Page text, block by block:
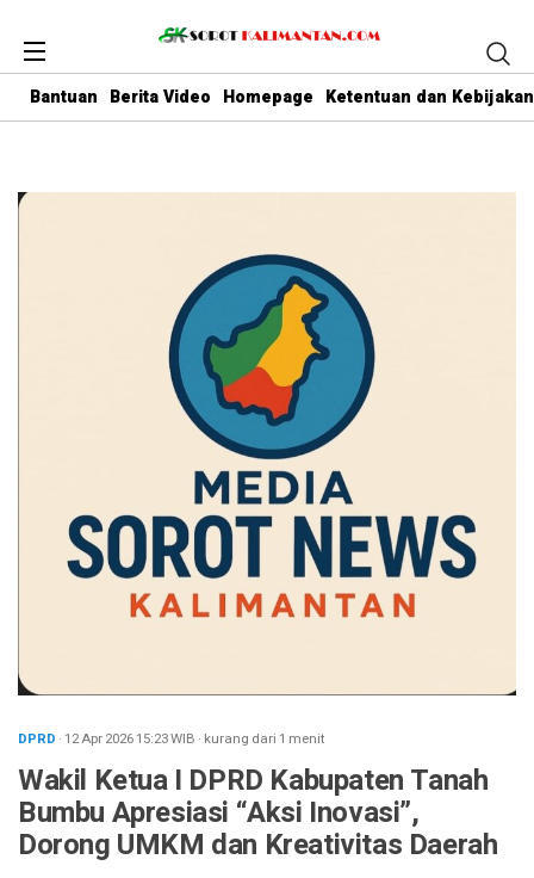
Bantuan Berita Video Homepage Ketentuan dan
DPRD · 12 Apr 202615:23WIB · kurang dari 1 menit
Wakil Ketua I DPRD Kabupaten Tanah
Bumbu Apresiasi “Aksi Inovasi”,
Dorong UMKM dan Kreativitas Daerah